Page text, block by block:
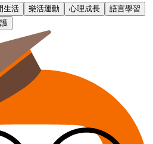
生活 樂活運動 心理成長
語言學習